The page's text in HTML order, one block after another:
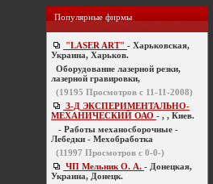
Популярные фирмы
"LASER ART" - Харьковская,
Украина, Харьков.
Оборудование лазерной резки,
лазерной гравировки,
(19195 Просмотров с 11-11-2008)
З-Д ЭКСПЕРИМЕНТАЛЬНО-
МЕХАНИЧЕСКИЙ ОАО - , , Киев.
- Работы механосборочные -
Лебедки - Мехобработка
(11997 Просмотров с 0-0-)
ЧП Мельник О. А. - Донецкая,
Украина, Донецк.